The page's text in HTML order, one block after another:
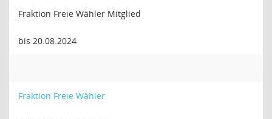
Fraktion Freie Wähler Mitglied
bis 20.08.2024
Fraktion Freie Wähler